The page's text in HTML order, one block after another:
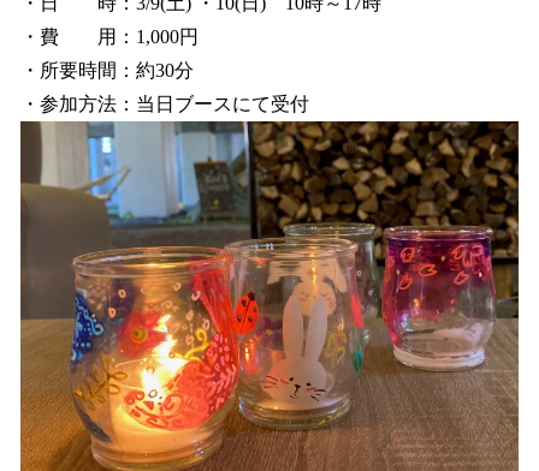
・費 用：1,000円
・所要時間：約30分
・参加方法：当日ブースにて受付